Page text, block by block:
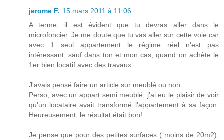
jerome F. 15 mars 2011 à 11:06
A terme, il est évident que tu devras aller dans le
microfoncier. Je me doute que tu vas aller sur cette voie car
avec 1 seul appartement le régime réel n'est pas
intéressant, sauf dans ton et mon cas, quand on achète le
1er bien locatif avec des travaux.
J'avais pensé faire un article sur meublé ou non.
Perso, avec un appart semi meublé, j'ai eu le plaisir de voir
qu'un locataire avait transformé l'appartement à sa façon.
Heureusement, le résultat était bon!
Je pense que pour des petites surfaces ( moins de 20m2),